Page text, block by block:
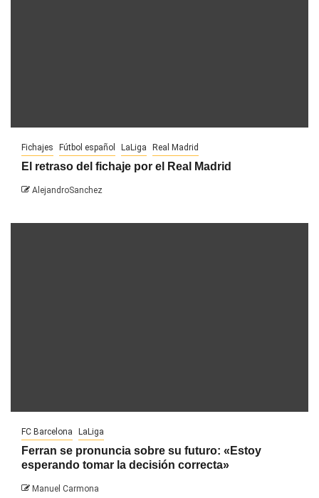
Fichajes Fútbol español LaLiga Real Madrid
El retraso del fichaje por el Real Madrid
AlejandroSanchez
FC Barcelona LaLiga
Ferran se pronuncia sobre su futuro: «Estoy
esperando tomar la decisión correcta»
Manuel Carmona